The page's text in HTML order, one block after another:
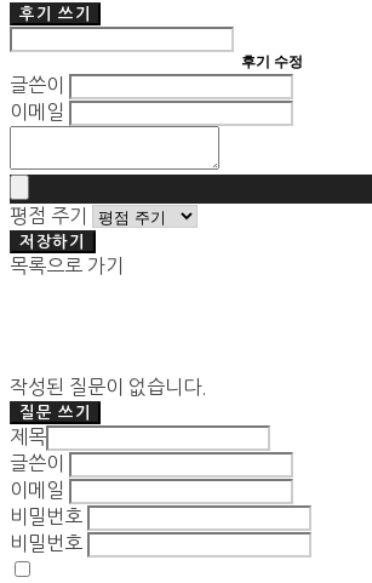
후기 쓰기
후기 수정
글쓴이
이메일
평점 주기
저장하기
목록으로 가기
작성된 질문이 없습니다.
질문 쓰기
제목
글쓴이
이메일
비밀번호
비밀번호